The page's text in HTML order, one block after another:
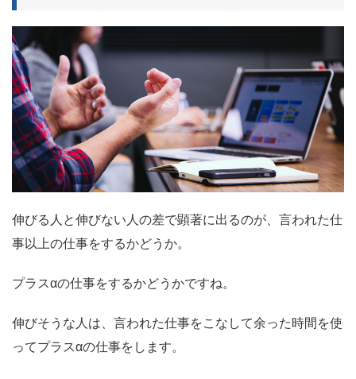
伸びる人と伸びない人の差で顕著に出るのが、言われた仕
事以上の仕事をするかどうか。
プラスαの仕事をするかどうかですね。
伸びそうな人は、言われた仕事をこなして余った時間を使
ってプラスαの仕事をします。